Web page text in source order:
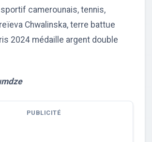
camerounais, tennis,
Chwalinska, terre battue
2024 médaille argent double
PUBLICITÉ